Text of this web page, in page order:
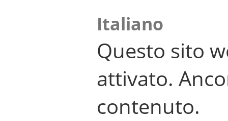
Italiano
Questo sito
attivato.
contenuto.